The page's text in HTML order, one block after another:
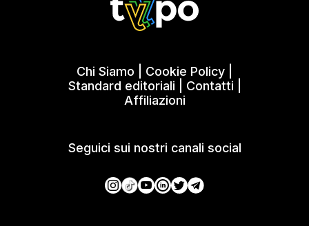
Chi Siamo Cookie Policy
Standard editoriali
Contatti
Affiliazioni
Seguici sui nostri canali social